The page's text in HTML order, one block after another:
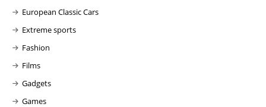
European Classic Cars
Extreme sports
Fashion
Films
Gadgets
Games